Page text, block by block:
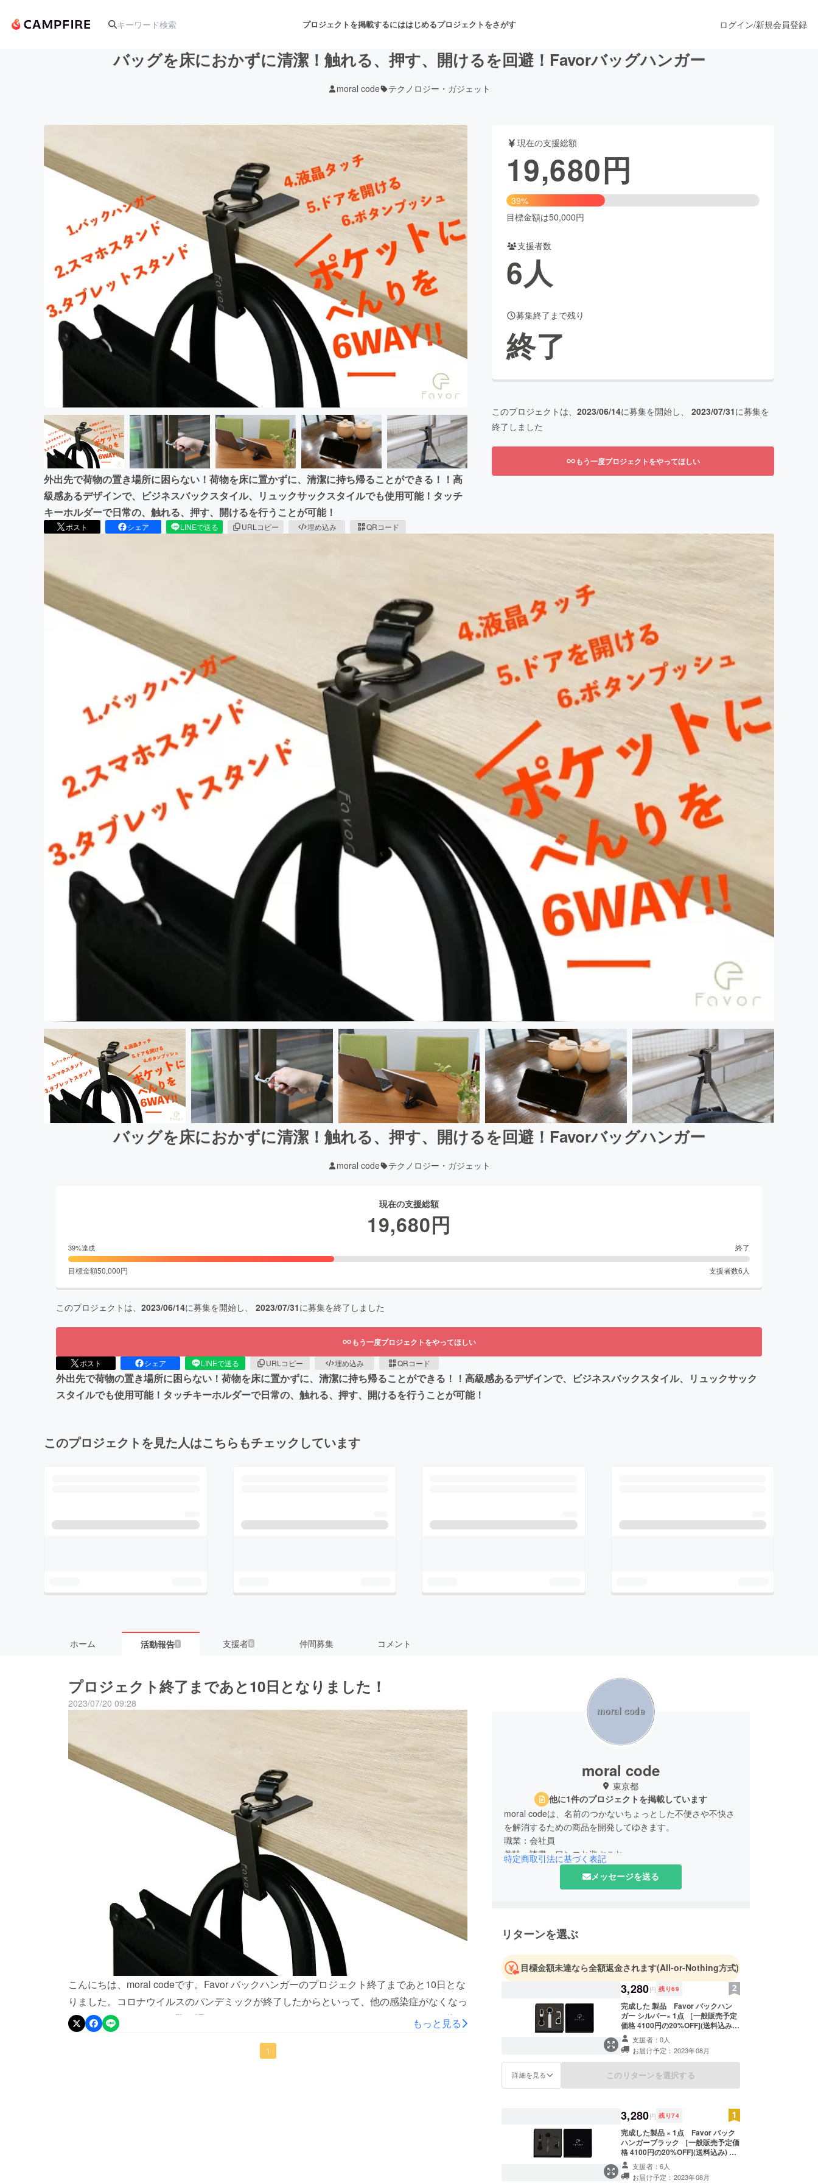
プロジェクトを掲載するにははじめるプロジェクトをさがす
舞台・パフォーマンス
テクノロジー・ガジェット ゲーム・サービス開発 フード・飲食店 ファッション
映像・映画 書籍・雑誌出版 アニメ・漫画
ビジネス・起業 チャレンジ ビューティー・ヘルスケア
まちづくり・地域活性化
CAMPFIRE for Social GoodCAMPFIRE Creation
CAMPFIREふるさと納税 machi-ya
ログイン/新規会員登録
バッグを床におかずに清潔！触れる、押す、開けるを回避！Favorバッグハンガー
moral code テクノロジー・ガジェット
外出先で荷物の置き場所に困らない！荷物を床に置かずに、清潔に持ち帰ることができる！！高
級感あるデザインで、ビジネスバックスタイル、リュックサックスタイルでも使用可能！タッチ
キーホルダーで日常の、触れる、押す、開けるを行うことが可能！
ポスト シェア LINEで送る URLコピー 埋め込み QRコード
現在の支援総額
19,680円
39%
目標金額は50,000円
支援者数
6人
募集終了まで残り
終了
このプロジェクトは、 2023/06/14に募集を開始し、 2023/07/31に募集を
終了しました
もう一度プロジェクトをやってほしい
バッグを床におかずに清潔！触れる、押す、開けるを回避！Favorバッグハンガー
moral code テクノロジー・ガジェット
現在の支援総額
19,680円
39%達成 終了
目標金額50,000円 支援者数6 人
このプロジェクトは、 2023/06/14に募集を開始し、 2023/07/31に募集を終了しました
もう一度プロジェクトをやってほしい
ポスト シェア LINEで送る URLコピー 埋め込み QRコード
外出先で荷物の置き場所に困らない！荷物を床に置かずに、清潔に持ち帰ることができる！！高級感あるデザインで、ビジネスバックスタイル、リュックサック
スタイルでも使用可能！タッチキーホルダーで日常の、触れる、押す、開けるを行うことが可能！
このプロジェクトを見た人はこちらもチェックしています
ホーム 活動報告 1 支援者6 仲間募集 コメント
プロジェクト終了まであと10日となりました！
2023/07/20 09:28
こんにちは、moral codeです。Favor バックハンガーのプロジェクト終了まであと10日とな
りました。コロナウイルスのパンデミックが終了したからといって、他の感染症がなくなっ
たわけではありません。鞄が汚れていいわけではありません。Favor バックハンガーを使っ
て、バッグを床におかずに清潔！触れる、押す、開けるを回避！現在も受付中ですので、支
もっと見る
1
moral code
東京都
他に1件のプロジェクトを掲載しています
moral codeは、名前のつかないちょっとした不便さや不快さ
を解消するための商品を開発してゆきます。
職業：会社員
趣味：読書、ワンコと遊ぶこと
これからも多くの不便さを解消してゆきたいと思います。
皆様のご支援お待ちしております。
特定商取引法に基づく表記
メッセージを送る
リターンを選ぶ
目標金額未達なら全額返金されます(All-or-Nothing方式)
3,280円 残り69
完成した 製品 Favor バックハン
ガー シルバー× 1点 ［一般販売予定
価格 4100円の20%OFF](送料込み)
取扱説明書:無 保証期間:初期不良に
ついては、商品到着後2週間であれ
ば保証いたします。 ※皆様のご支援
により量産効率が向上した場合、正
規販売価格が販売予定価格より下が
状況、使用部材の供給状況、製造工
程上の都合等により出荷時期が遅れ
る場合があります。
支援者：0人
お届け予定：2023年08月
詳細を見る このリターンを選択する
3,280円 残り74
完成した製品 × 1点 Favor バック
ハンガーブラック ［一般販売予定価
格 4100円の20%OFF](送料込み) 取
扱説明書:無 保証期間:初期不良につ
いては、商品到着後2週間であれば
支援者：6人
お届け予定：2023年08月